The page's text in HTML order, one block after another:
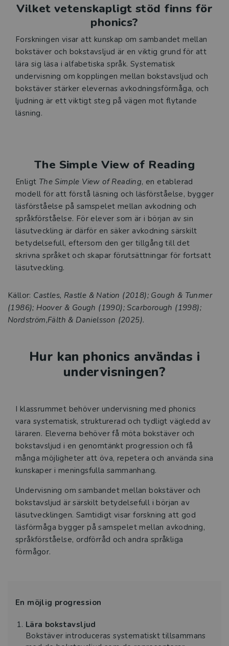
Vilket vetenskapligt stöd finns för
phonics?
Forskningen visar att kunskap om sambandet mellan
bokstäver och bokstavsljud är en viktig grund för att
lära sig läsa i alfabetiska språk. Systematisk
undervisning om kopplingen mellan bokstavsljud och
bokstäver stärker elevernas avkodningsförmåga, och
ljudning är ett viktigt steg på vägen mot flytande
läsning.
The Simple View of Reading
Enligt The Simple View of Reading, en etablerad
modell för att förstå läsning och läsförståelse, bygger
läsförståelse på samspelet mellan avkodning och
språkförståelse. För elever som är i början av sin
läsutveckling är därför en säker avkodning särskilt
betydelsefull, eftersom den ger tillgång till det
skrivna språket och skapar förutsättningar för fortsatt
läsutveckling.
Källor: Castles, Rastle & Nation (2018); Gough & Tunmer
(1986); Hoover & Gough (1990); Scarborough (1998);
Nordström,Fälth & Danielsson (2025).
Hur kan phonics användas i
undervisningen?
I klassrummet behöver undervisning med phonics
vara systematisk, strukturerad och tydligt vägledd av
läraren. Eleverna behöver få möta bokstäver och
bokstavsljud i en genomtänkt progression och få
många möjligheter att öva, repetera och använda sina
kunskaper i meningsfulla sammanhang.
Undervisning om sambandet mellan bokstäver och
bokstavsljud är särskilt betydelsefull i början av
läsutvecklingen. Samtidigt visar forskning att god
läsförmåga bygger på samspelet mellan avkodning,
språkförståelse, ordförråd och andra språkliga
förmågor.
En möjlig progression
Lära bokstavsljud
Bokstäver introduceras systematiskt tillsammans